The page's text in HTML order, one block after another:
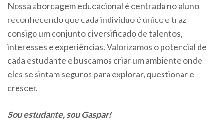
Nossa abordagem educacional é centrada no aluno,
reconhecendo que cada indivíduo é único e traz
consigo um conjunto diversificado de talentos,
interesses e experiências. Valorizamos o potencial de
cada estudante e buscamos criar um ambiente onde
eles se sintam seguros para explorar, questionar e
crescer.
Sou estudante, sou Gaspar!